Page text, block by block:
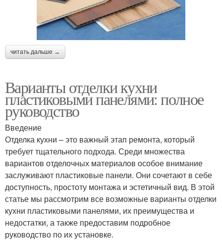
читать дальше →
Варианты отделки кухни
пластиковыми панелями: полное
руководство
Введение
Отделка кухни – это важный этап ремонта, который
требует тщательного подхода. Среди множества
вариантов отделочных материалов особое внимание
заслуживают пластиковые панели. Они сочетают в себе
доступность, простоту монтажа и эстетичный вид. В этой
статье мы рассмотрим все возможные варианты отделки
кухни пластиковыми панелями, их преимущества и
недостатки, а также предоставим подробное
руководство по их установке.